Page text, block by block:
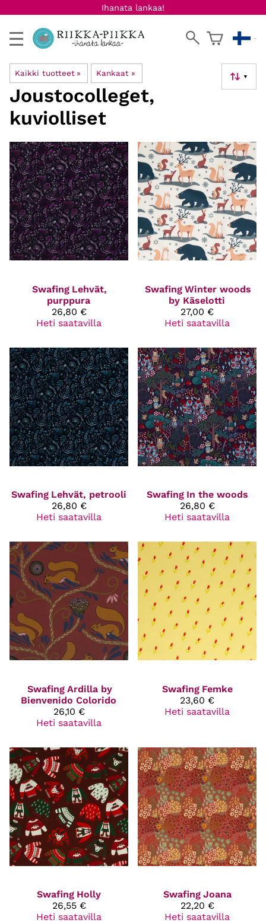
Ihanata lankaa!
Kaikki tuotteet ‪» Kankaat ‪» ▼
Joustocolleget,
kuviolliset
Swafing Lehvät,
purppura
26,80 €
Heti saatavilla
Swafing Winter woods
by Käselotti
27,00 €
Heti saatavilla
Swafing Lehvät, petrooli
26,80 €
Heti saatavilla
Swafing In the woods
26,80 €
Heti saatavilla
Swafing Ardilla by
Bienvenido Colorido
26,10 €
Heti saatavilla
Swafing Femke
23,60 €
Heti saatavilla
Swafing Holly
26,55 €
Heti saatavilla
Swafing Joana
22,20 €
Heti saatavilla